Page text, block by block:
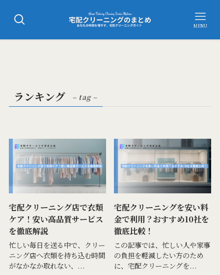
MENU
ランキング – tag –
宅配クリーニング店で衣類
ケア！安い高品質サービス
を徹底解説
忙しい毎日を送る中で、クリー
ニング店へ衣類を持ち込む時間
がなかなか取れない、...
宅配クリーニングを安い料
金で利用？おすすめ10社を
徹底比較！
この記事では、忙しい人や家事
の負担を軽減したい方のため
に、宅配クリーニングを...